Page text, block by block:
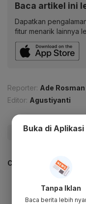
Baca artikel ini
Dapatkan
fitur menarik lainnya
Reporter: Ade Rosman
Editor: Agustiyanti
#IKN #Libur
CEK JUGA DATA INI
Buka di
Tanpa Iklan
Baca berita lebih